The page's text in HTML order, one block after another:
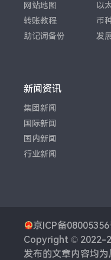
网站地图
转账教程
助记词备份
以
币
发
新闻资讯
集团新闻
国际新闻
国内新闻
行业新闻
京ICP备
Copyright © 2022-
发布的文章内容均